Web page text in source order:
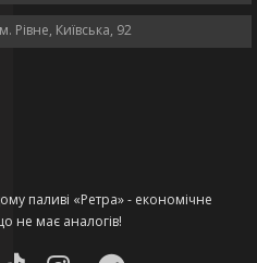
Рівне, Київська, 92
паливі «Ретра» - економічне
не має аналогів!